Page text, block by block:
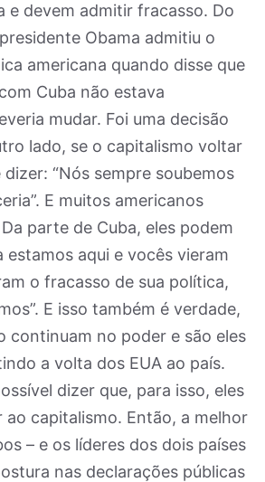
e devem admitir fracasso. Do
Obama admitiu o
americana quando disse que
Cuba não estava
mudar. Foi uma decisão
lado, se o capitalismo voltar
dizer: “Nós sempre soubemos
E muitos americanos
parte de Cuba, eles podem
estamos aqui e vocês vieram
o fracasso de sua política,
E isso também é verdade,
continuam no poder e são eles
a volta dos EUA ao país.
dizer que, para isso, eles
ao capitalismo. Então, a melhor
– e os líderes dos dois países
nas declarações públicas